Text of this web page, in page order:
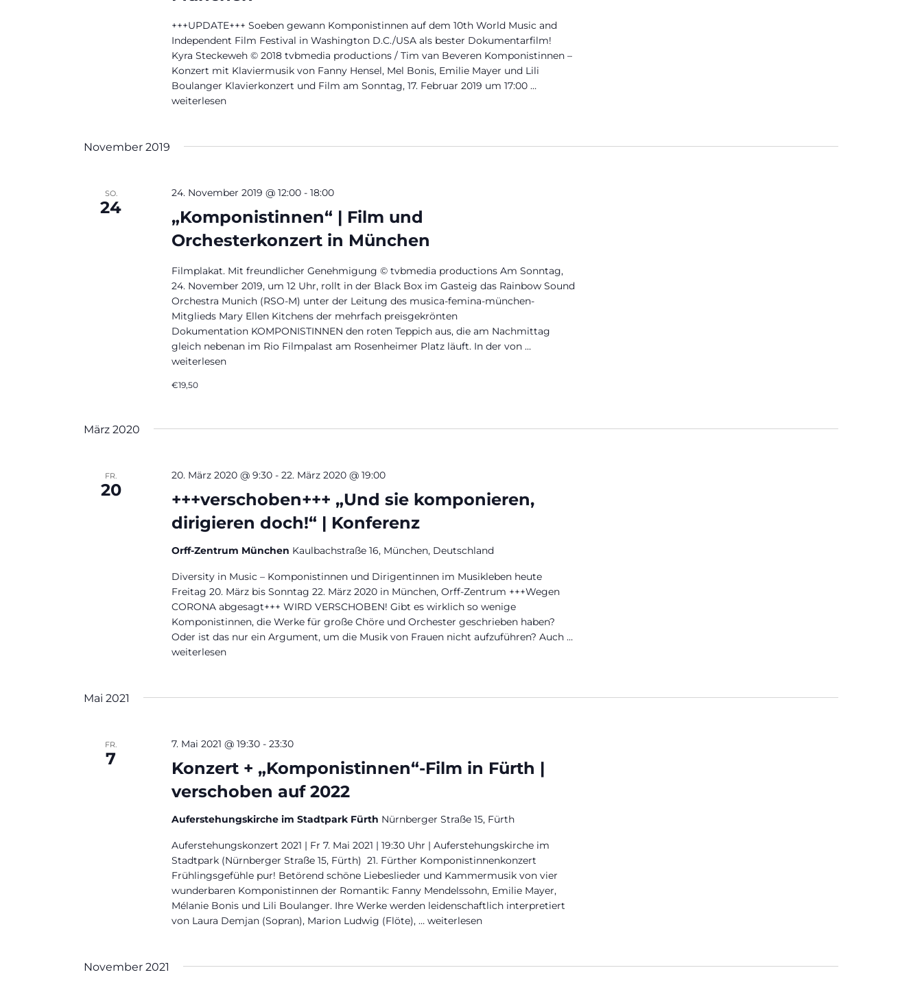
N
l
e
n
.
+++UPDATE+++ Soeben gewann Komponistinnen auf dem 10th World Music and
Independent Film Festival in Washington D.C./USA als bester Dokumentarfilm!
Kyra Steckeweh © 2018 tvbmedia productions / Tim van Beveren Komponistinnen –
Konzert mit Klaviermusik von Fanny Hensel, Mel Bonis, Emilie Mayer und Lili
Boulanger Klavierkonzert und Film am Sonntag, 17. Februar 2019 um 17:00 …
„Komponistinnen | Film und Konzert mit Talk in München“
weiterlesen
November 2019
SO.
24
„Komponistinnen“ | Film und
Orchesterkonzert in München
24. November 2019 @ 12:00- 18:00
Filmplakat. Mit freundlicher Genehmigung © tvbmedia productions Am Sonntag,
24. November 2019, um 12 Uhr, rollt in der Black Box im Gasteig das Rainbow Sound
Orchestra Munich (RSO-M) unter der Leitung des musica-femina-münchen-
Mitglieds Mary Ellen Kitchens der mehrfach preisgekrönten
Dokumentation KOMPONISTINNEN den roten Teppich aus, die am Nachmittag
gleich nebenan im Rio Filmpalast am Rosenheimer Platz läuft. In der von …
„„Komponistinnen“ | Film und Orchesterkonzert in München“
weiterlesen
€19,50
März 2020
FR.
20
+++verschoben+++ „Und sie komponieren,
dirigieren doch!“ | Konferenz
20. März 2020 @ 9:30- 22. März 2020 @ 19:00
Orff-Zentrum München Kaulbachstraße 16, München, Deutschland
Diversity in Music – Komponistinnen und Dirigentinnen im Musikleben heute
Freitag 20. März bis Sonntag 22. März 2020 in München, Orff-Zentrum +++Wegen
CORONA abgesagt+++ WIRD VERSCHOBEN! Gibt es wirklich so wenige
Komponistinnen, die Werke für große Chöre und Orchester geschrieben haben?
Oder ist das nur ein Argument, um die Musik von Frauen nicht aufzuführen? Auch …
„+++verschoben+++ „Und sie komponieren, dirigieren doch!“ | Konferenz“
weiterlesen
Mai 2021
FR.
7
Konzert + „Komponistinnen“-Film in Fürth |
verschoben auf 2022
7. Mai 2021 @ 19:30- 23:30
Auferstehungskirche im Stadtpark Fürth Nürnberger Straße 15, Fürth
Auferstehungskonzert 2021 | Fr 7. Mai 2021 | 19:30 Uhr | Auferstehungskirche im
Stadtpark (Nürnberger Straße 15, Fürth) 21. Fürther Komponistinnenkonzert
Frühlingsgefühle pur! Betörend schöne Liebeslieder und Kammermusik von vier
wunderbaren Komponistinnen der Romantik: Fanny Mendelssohn, Emilie Mayer,
Mélanie Bonis und Lili Boulanger. Ihre Werke werden leidenschaftlich interpretiert
von Laura Demjan (Sopran), Marion Ludwig (Flöte), … „Konzert + „Komponistinnen“-Film in Fürth | verschoben auf 2022“
weiterlesen
November 2021